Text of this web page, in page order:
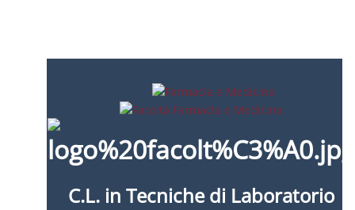
Schema della sezione
C.L. inTecniche di Laboratorio